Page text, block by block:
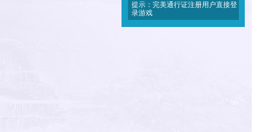
提示：完美通行证注册用户直接登
录游戏